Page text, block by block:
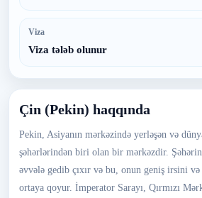
Viza
Viza tələb olunur
Çin (Pekin) haqqında
Pekin, Asiyanın mərkəzində yerləşən və
şəhərlərindən biri olan bir mərkəzdir.
əvvələ gedib çıxır və bu, onun geniş irsini
ortaya qoyur. İmperator Sarayı, Qırmızı